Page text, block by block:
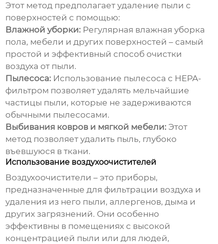
Этот метод предполагает удаление пыли с
поверхностей с помощью:
Влажной уборки: Регулярная влажная уборка
пола, мебели и других поверхностей – самый
простой и эффективный способ очистки
воздуха от пыли.
Пылесоса: Использование пылесоса с HEPA-
фильтром позволяет удалять мельчайшие
частицы пыли, которые не задерживаются
обычными пылесосами.
Выбивания ковров и мягкой мебели: Этот
метод позволяет удалить пыль, глубоко
въевшуюся в ткани.
Использование воздухоочистителей
Воздухоочистители – это приборы,
предназначенные для фильтрации воздуха и
удаления из него пыли, аллергенов, дыма и
других загрязнений. Они особенно
эффективны в помещениях с высокой
концентрацией пыли или для людей,